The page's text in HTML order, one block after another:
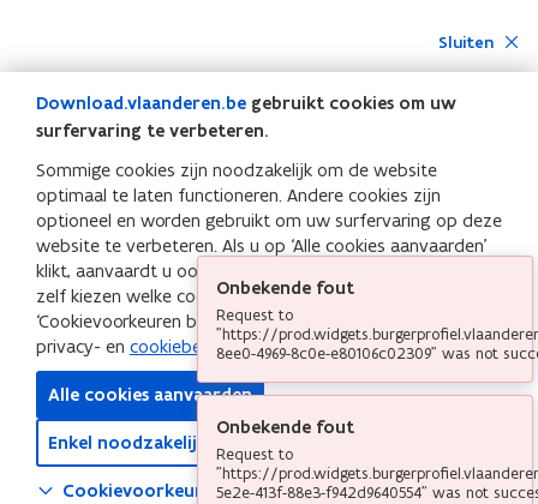
Onbekende fout
Request to
"https://
8ee0-4969-8c0e-e80106c02309" was not
Onbekende fout
Request to
"https://
5e2e-413f-88e3-f942d9640554" was not
Download.vlaanderen.be gebruikt cookies om uw
surfervaring te verbeteren.
Sommige cookies zijn noodzakelijk om de website
optimaal te laten functioneren. Andere cookies zijn
optioneel en worden gebruikt om uw surfervaring op deze
website te verbeteren. Als u op ‘Alle cookies aanvaarden’
klikt, aanvaardt u ook de optionele cookies. Wilt u liever
zelf kiezen welke cookies u aanvaardt? Klik op
‘Cookievoorkeuren beheren’. Meer info leest u in het
privacy- en cookiebeleidvanDownload.vlaanderen.be
Alle cookies aanvaarden
Enkel noodzakelijke cookies aanvaarden
Cookievoorkeuren beheren
Sluiten